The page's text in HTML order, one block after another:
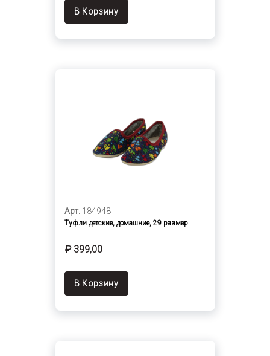
В Корзину
Арт. 184948
Туфли детские, домашние, 29 размер
₽ 399,00
В Корзину